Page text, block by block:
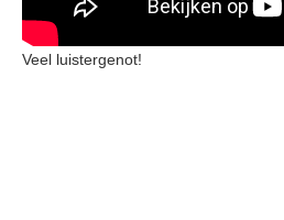
Veel luistergenot!